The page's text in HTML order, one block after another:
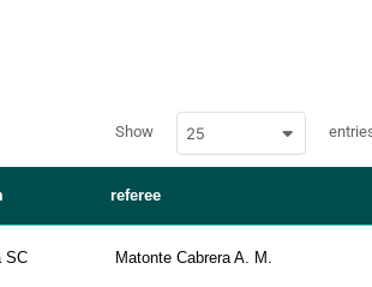
p
a
a
b
Show 25
referee
SC Matonte Cabrera A. M.